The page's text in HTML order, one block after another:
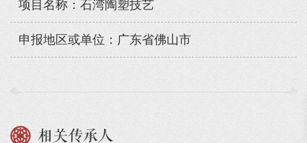
项目名称：石湾陶塑技艺
申报地区或单位：广东省佛山市
相关传承人